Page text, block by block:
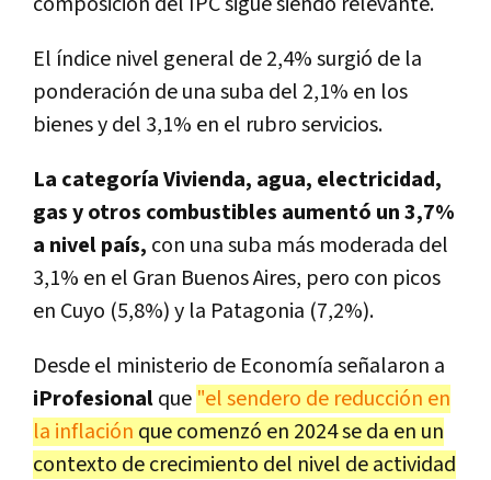
El índice nivel general de 2,4% surgió de la
ponderación de una suba del 2,1% en los
bienes y del 3,1% en el rubro servicios.
La categoría Vivienda, agua, electricidad,
gas y otros combustibles aumentó un 3,7%
a nivel país, con una suba más moderada del
3,1% en el Gran Buenos Aires, pero con picos
en Cuyo (5,8%) y la Patagonia (7,2%).
Desde el ministerio de Economía señalaron a
iProfesionalque "el sendero de reducción en
la inflación que comenzó en 2024 se da en un
contexto de crecimiento del nivel de actividad